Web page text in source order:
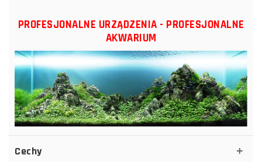
PROFESJONALNE URZĄDZENIA - PROFESJONALNE
AKWARIUM
Cechy